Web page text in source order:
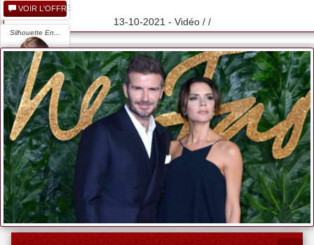
13-10-2021 - Vidéo / /
VOIR L'OFFRE
Silhouette En...
VOIR L'OFFRE
Victoria Beckham...
VOIR L'OFFRE